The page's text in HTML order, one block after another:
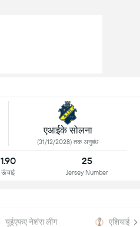
एआईके सोलना
(31/12/2028) तक अनुबंध
1.90
ऊंचाई
25
Jersey Number
यूईएफए नेशंस लीग एशियाई